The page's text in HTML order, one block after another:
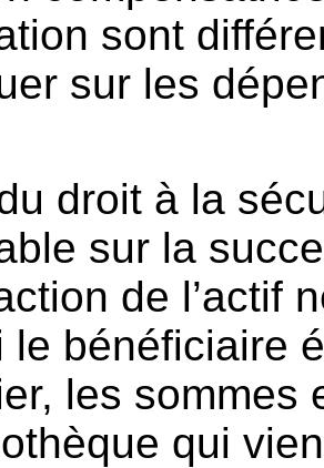
sont
sur les
droit à la
sur la
de l’actif
le bénéficiaire
les sommes
qui